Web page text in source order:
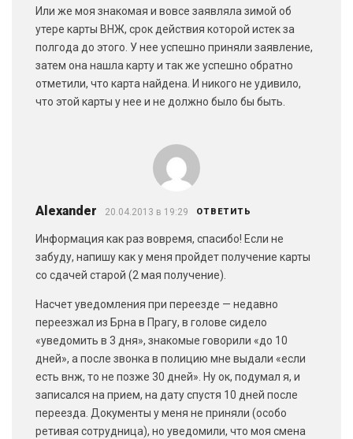
Или же моя знакомая и вовсе заявляла зимой об
утере карты ВНЖ, срок действия которой истек за
полгода до этого. У нее успешно приняли заявление,
затем она нашла карту и так же успешно обратно
отметили, что карта найдена. И никого не удивило,
что этой карты у нее и не должно было бы быть.
Alexander 20.04.2013 в 19:29 ОТВЕТИТЬ
Информация как раз вовремя, спасибо! Если не
забуду, напишу как у меня пройдет получение карты
со сдачей старой (2 мая получение).
Насчет уведомления при переезде — недавно
переезжал из Брна в Прагу, в голове сидело
«уведомить в 3 дня», знакомые говорили «до 10
дней», а после звонка в полицию мне выдали «если
есть внж, то не позже 30 дней». Ну ок, подумал я, и
записался на прием, на дату спустя 10 дней после
переезда. Документы у меня не приняли (особо
ретивая сотрудница), но уведомили, что моя смена